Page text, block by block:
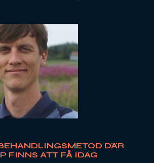
och plasma, på ett och samma
i torkat skick öppnar nya
vården och enskilda
vd Maryam Poorafshar som
fortsatt utvecklingsarbete.
DÄR
FINNS ATT FÅ IDAG